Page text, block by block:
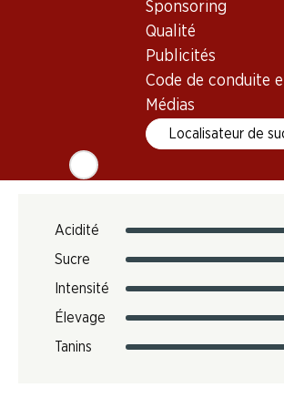
Sponsoring
Qualité
Publicités
Code de conduite
Médias
Localisateur de
Empreinte carbone
Goût
Acidité
Sucre
Intensité
Élevage
Tanins